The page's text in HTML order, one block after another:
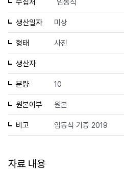
수집처 임동식
생산일자 미상
형태 사진
생산자
분량 10
원본여부 원본
비고 임동식 기증 2019
자료 내용